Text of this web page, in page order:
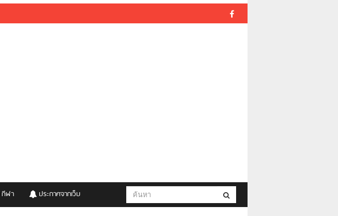
กีฬา ประกาศจากเว็บ